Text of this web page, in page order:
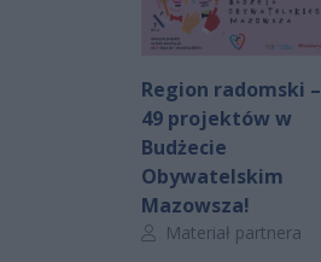
Region radomski –
49 projektów w
Budżecie
Obywatelskim
Mazowsza!
Autor artykułu:
Materiał partnera